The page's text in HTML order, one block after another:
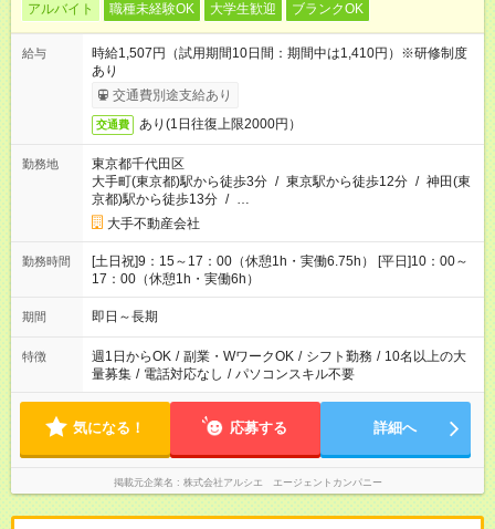
アルバイト 職種未経験OK 大学生歓迎 ブランクOK
給与
時給1,507円（試用期間10日間：期間中は1,410円）※研修制度
あり
交通費別途支給あり
交通費 あり(1日往復上限2000円）
勤務地
東京都千代田区
大手町(東京都)駅から徒歩3分 / 東京駅から徒歩12分 / 神田(東
京都)駅から徒歩13分 / …
大手不動産会社
勤務時間
[土日祝]9：15～17：00（休憩1h・実働6.75h） [平日]10：00～
17：00（休憩1h・実働6h）
期間 即日～長期
特徴 週1日からOK / 副業・WワークOK / シフト勤務 / 10名以上の大
量募集 / 電話対応なし / パソコンスキル不要
気になる！ 応募する 詳細へ
掲載元企業名 株式会社アルシエ エージェントカンパニー